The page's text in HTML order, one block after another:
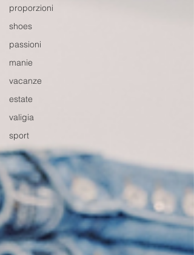
proporzioni
shoes
passioni
manie
vacanze
estate
valigia
sport